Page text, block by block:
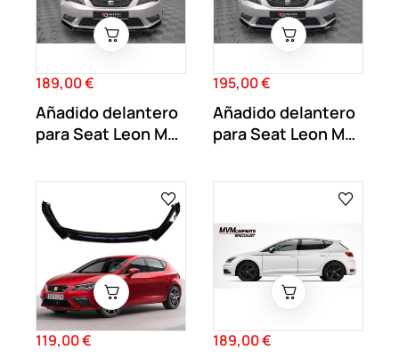
Precio
189,00 €
Añadido delantero
para Seat Leon MK3
Precio
195,00 €
Añadido delantero
para Seat Leon MK3
Precio
119,00 € Precio
189,00 €